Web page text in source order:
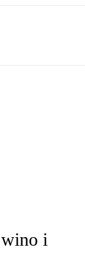
i